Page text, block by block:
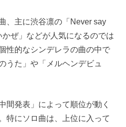
、主に渋谷凛の「Never say
ぜ」などが人気になるのでは
性的なシンデレラの曲の中で
うた」や「メルヘンデビュ
間発表」によって順位が動く
特にソロ曲は、上位に入って